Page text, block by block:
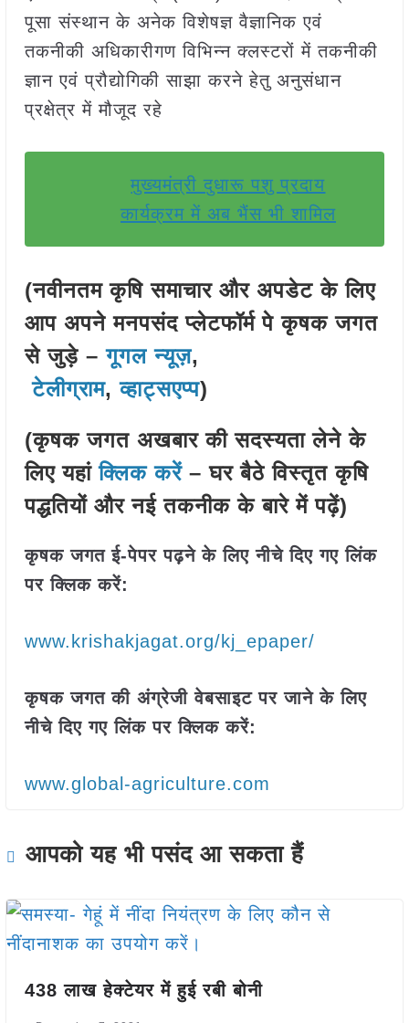
पूसा संस्थान के अनेक विशेषज्ञ वैज्ञानिक एवं
तकनीकी अधिकारीगण विभिन्न क्लस्टरों में तकनीकी
ज्ञान एवं प्रौद्योगिकी साझा करने हेतु अनुसंधान
प्रक्षेत्र में मौजूद रहे
मुख्यमंत्री दुधारू पशु प्रदाय
कार्यक्रम में अब भैंस भी शामिल
(नवीनतम कृषि समाचार और अपडेट के लिए
आप अपने मनपसंद प्लेटफॉर्म पे कृषक जगत
से जुड़े – गूगल न्यूज़,
टेलीग्राम,व्हाट्सएप्प)
(कृषक जगत अखबार की सदस्यता लेने के
लिए यहांक्लिक करें– घर बैठे विस्तृत कृषि
पद्धतियों और नई तकनीक के बारे में पढ़ें)
कृषक जगत ई-पेपर पढ़ने के लिए नीचे दिए गए लिंक
पर क्लिक करें:
www.krishakjagat.org/kj_epaper/
कृषक जगत की अंग्रेजी वेबसाइट पर जाने के लिए
नीचे दिए गए लिंक पर क्लिक करें:
www.global-agriculture.com
आपको यह भी पसंद आ सकता हैं
438 लाख हेक्टेयर में हुई रबी बोनी